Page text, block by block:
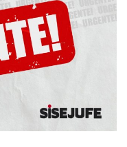
TikTok Whatsapp